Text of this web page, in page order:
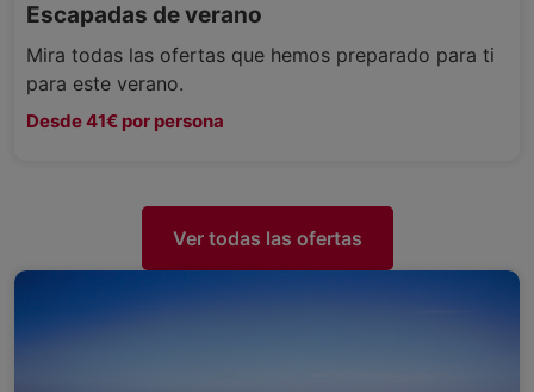
Escapadas de verano
Mira todas las ofertas que hemos preparado para ti
para este verano.
Desde 41€ por persona
Ver todas las ofertas